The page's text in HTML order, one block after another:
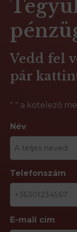
Vedd fel
pár
" " a kötelező
Név
Telefonszám
E-mail cím